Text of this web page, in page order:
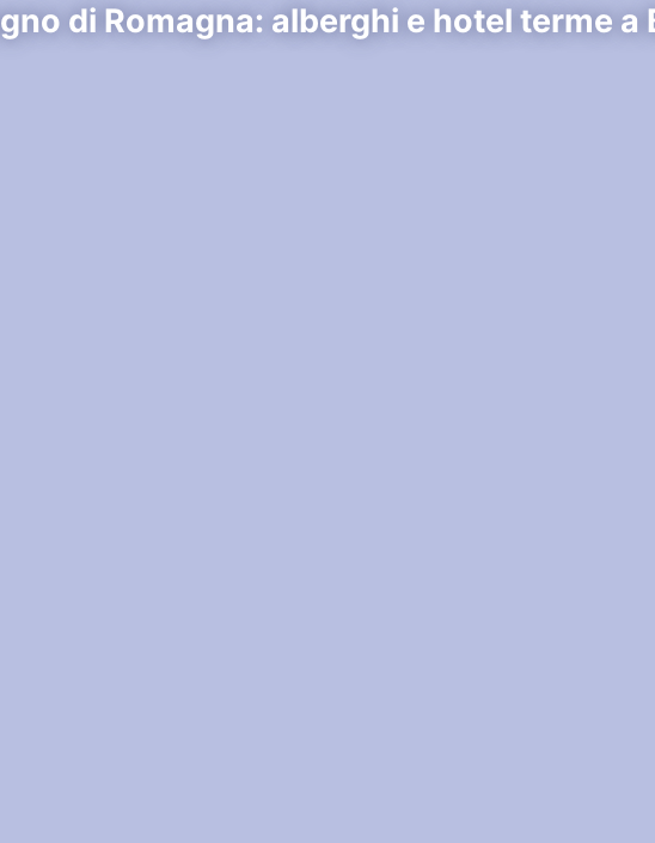
di Romagna: alberghi e hotel terme a